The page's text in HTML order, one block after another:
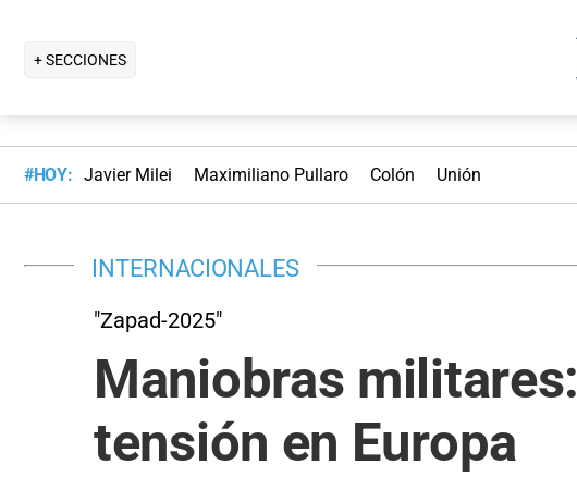
+ SECCIONES
#HOY: Javier Milei Maximiliano Pullaro Colón Unión
INTERNACIONALES
"Zapad-2025"
Maniobras
tensión en Europa